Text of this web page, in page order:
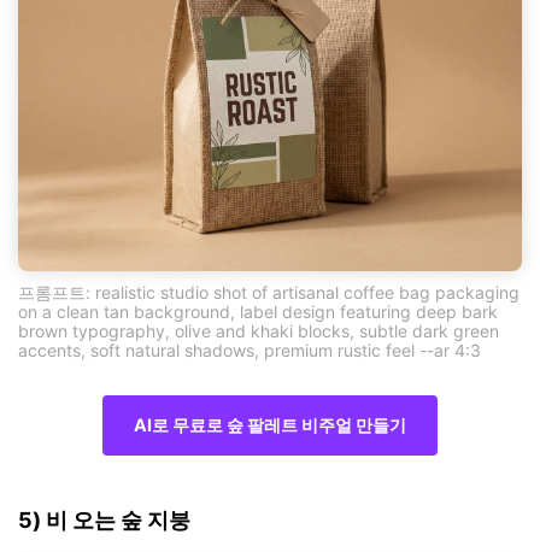
프롬프트: realistic studio shot of artisanal coffee bag packaging
on a clean tan background, label design featuring deep bark
brown typography, olive and khaki blocks, subtle dark green
accents, soft natural shadows, premium rustic feel --ar 4:3
AI로 무료로 숲 팔레트 비주얼 만들기
5) 비 오는 숲 지붕